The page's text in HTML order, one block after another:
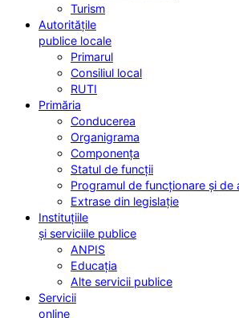
Turism
Autoritățile
publice locale
Primarul
Consiliul local
RUTI
Primăria
Conducerea
Organigrama
Componența
Statul de funcții
Programul de funcționare și de
Extrase din legislație
Instituțiile
și serviciile publice
ANPIS
Educația
Alte servicii publice
Servicii
online